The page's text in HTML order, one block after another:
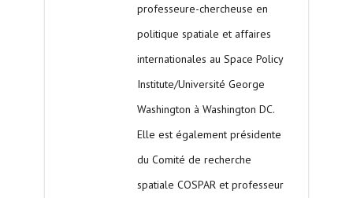
professeure-chercheuse en
politique spatiale et affaires
internationales au Space Policy
Institute/Université George
Washington à Washington DC.
Elle est également présidente
du Comité de recherche
spatiale COSPAR et professeur